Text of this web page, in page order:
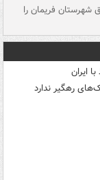
شهرستان فریمان را
ایران
رهگیر ندارد